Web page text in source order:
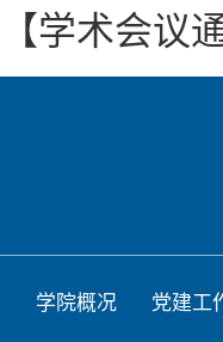
【学术会议
学院概况 党建工